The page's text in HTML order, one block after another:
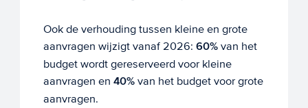
Ook de verhouding tussen kleine en grote
aanvragen wijzigt vanaf 2026: 60%van het
budget wordt gereserveerd voor kleine
aanvragen en 40%van het budget voor grote
aanvragen.